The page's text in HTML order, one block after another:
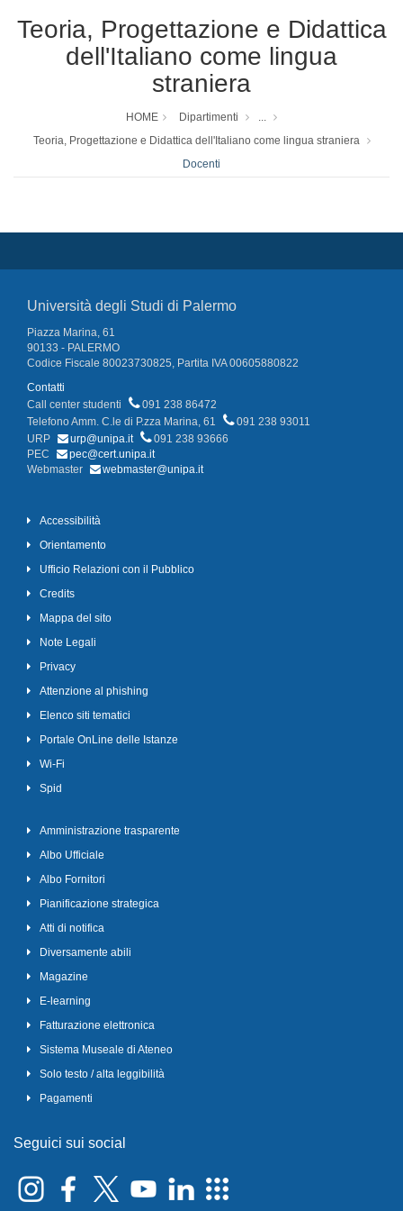
Teoria, Progettazione e Didattica
dell'Italiano come lingua
straniera
HOME Dipartimenti
...
Teoria, Progettazione e Didattica dell'Italiano come lingua straniera
Docenti
Università degli Studi di Palermo
Piazza Marina, 61
90133 - PALERMO
Codice Fiscale 80023730825, Partita IVA 00605880822
Contatti
Call center studenti
091 238 86472
Telefono Amm. C.le di P.zza Marina, 61
091 238 93011
URP
urp@unipa.it
091 238 93666
PEC
pec@cert.unipa.it
Webmaster
webmaster@unipa.it
Accessibilità
Orientamento
Ufficio Relazioni con il Pubblico
Credits
Mappa del sito
Note Legali
Privacy
Attenzione al phishing
Elenco siti tematici
Portale OnLine delle Istanze
Wi-Fi
Spid
Amministrazione trasparente
Albo Ufficiale
Albo Fornitori
Pianificazione strategica
Atti di notifica
Diversamente abili
Magazine
E-learning
Fatturazione elettronica
Sistema Museale di Ateneo
Solo testo / alta leggibilità
Pagamenti
Seguici sui social